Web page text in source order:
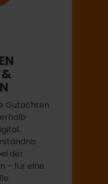
&
Gutachten
der
– für eine